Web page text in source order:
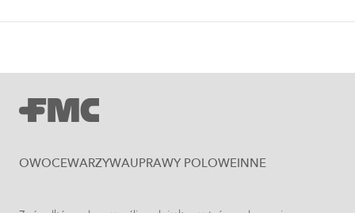
OWOCEWARZYWAUPRAWY POLOWEINNE